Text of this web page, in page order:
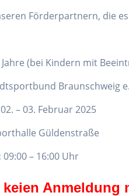
Förderpartnern, die
Jahre (bei Kindern mit
Braunschweig
02. – 03. Februar 2025
Güldenstraße
09:00 – 16:00 Uhr
Anmeldung